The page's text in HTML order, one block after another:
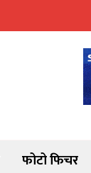
फोटो फिचर